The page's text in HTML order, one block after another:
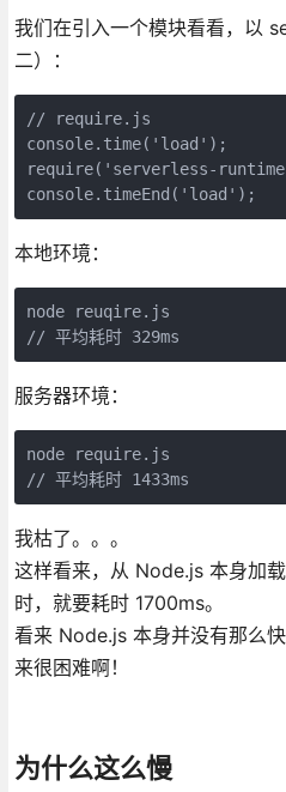
我们在引入一个模块看看，以
二）：
// require.js
console.time('load');
require('serverless-
console.timeEnd('load');
本地环境：
node reuqire.js
// 平均耗时 329ms
服务器环境：
node require.js
// 平均耗时 1433ms
我枯了。。。
这样看来，从 Node.js 本身加
时，就要耗时 1700ms。
看来 Node.js 本身并没有那么
来很困难啊！
为什么这么慢